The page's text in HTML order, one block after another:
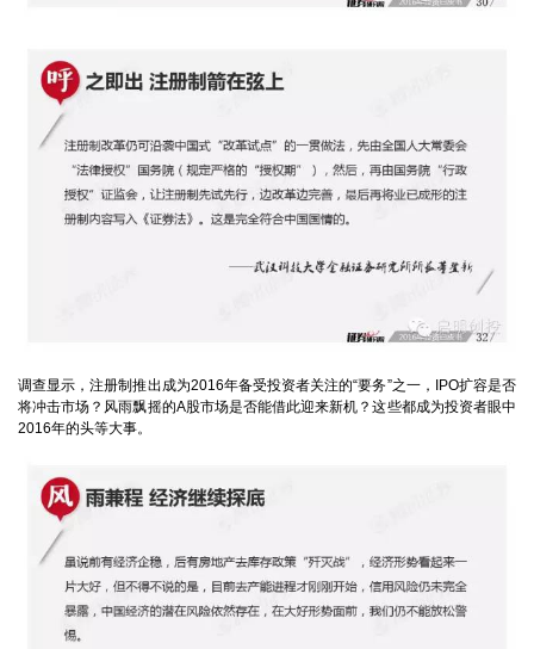
调查显示，注册制推出成为2016年备受投资者关注的“要务”之一，IPO扩容是否
将冲击市场？风雨飘摇的A股市场是否能借此迎来新机？这些都成为投资者眼中
2016年的头等大事。